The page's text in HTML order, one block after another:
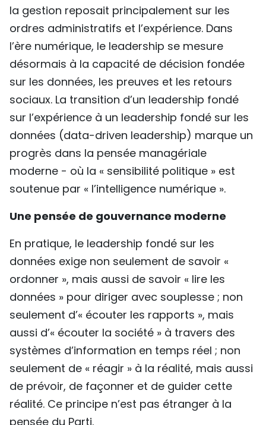
ESPAÑOL
la gestion reposait principalement sur les
ordres administratifs et l’expérience. Dans
l’ère numérique, le leadership se mesure
désormais à la capacité de décision fondée
sur les données, les preuves et les retours
sociaux. La transition d’un leadership fondé
sur l’expérience à un leadership fondé sur les
données (data-driven leadership) marque un
progrès dans la pensée managériale
moderne - où la « sensibilité politique » est
soutenue par « l’intelligence numérique ».
Une pensée de gouvernance moderne
En pratique, le leadership fondé sur les
données exige non seulement de savoir «
ordonner », mais aussi de savoir « lire les
données » pour diriger avec souplesse ; non
seulement d’« écouter les rapports », mais
aussi d’« écouter la société » à travers des
systèmes d’information en temps réel ; non
seulement de « réagir » à la réalité, mais aussi
de prévoir, de façonner et de guider cette
réalité. Ce principe n’est pas étranger à la
pensée du Parti.